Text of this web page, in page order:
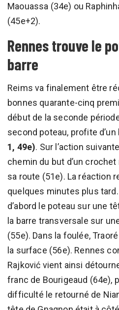
Maouassa (34e) ou
(45e+2).
Rennes trouve le
barre
Reims va finalement être
bonnes quarante-cinq
début de la seconde
second poteau, profite d’un
1, 49e). Sur l’action
chemin du but d’un
sa route (51e). La réaction
quelques minutes plus
d’abord le poteau sur une
la barre transversale sur
(55e). Dans la foulée,
la surface (56e). Rennes
Rajković vient ainsi
franc de Bourigeaud (64e),
difficulté le retourné de